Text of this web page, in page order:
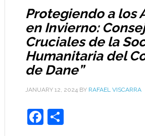
Protegiendo a los
en Invierno:
Cruciales de la
Humanitaria del
de Dane”
JANUARY 12, 2024BY RAFAEL VISCARRA
Facebook
Share